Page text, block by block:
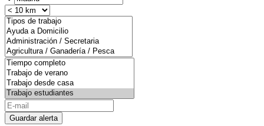
Guardar alerta